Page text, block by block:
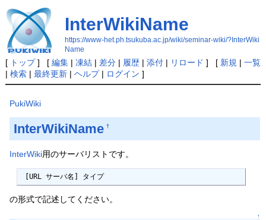
InterWikiName
https://www-het.ph.tsukuba.ac.jp/wiki/seminar-wiki/?InterWiki
Name
[ トップ] [ 編集| 凍結| 差分| 履歴| 添付| リロード ] [ 新規 | 一覧
| 検索| 最終更新| ヘルプ| ログイン ]
PukiWiki
InterWikiName †
InterWiki用のサーバリストです。
[URL サーバ名] タイプ
の形式で記述してください。
↑